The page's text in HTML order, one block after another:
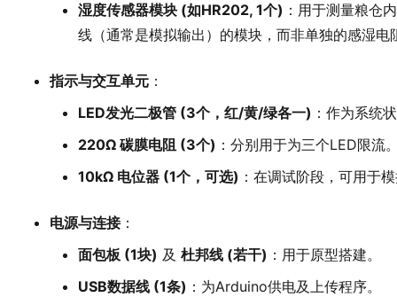
湿度传感器模块 (如HR202, 1个) ：用于测量粮仓
线（通常是模拟输出）的模块，而非单独的感湿电
指示与交互单元 ：
LED发光二极管 (3个，红/黄/绿各一) ：作为系统
220Ω 碳膜电阻 (3个) ：分别用于为三个LED限流
10kΩ 电位器 (1个，可选) ：在调试阶段，可用于
电源与连接：
面包板 (1块) 及 杜邦线 (若干) ：用于原型搭建。
USB数据线 (1条) ：为Arduino供电及上传程序。